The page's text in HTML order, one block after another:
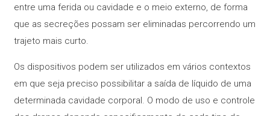
entre uma ferida ou cavidade e o meio externo, de forma
que as secreções possam ser eliminadas percorrendo um
trajeto mais curto.
Os dispositivos podem ser utilizados em vários contextos
em que seja preciso possibilitar a saída de líquido de uma
determinada cavidade corporal. O modo de uso e controle